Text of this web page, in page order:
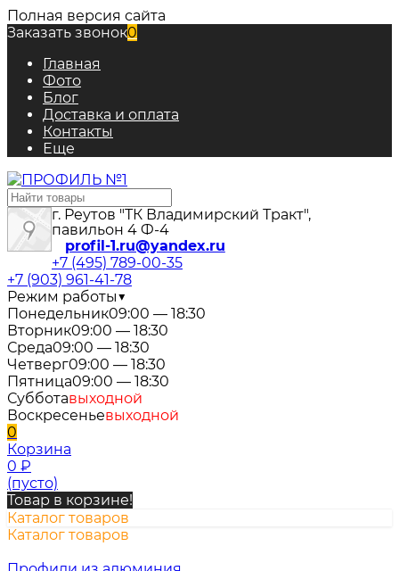
Полная версия сайта
Заказать звонок0
Главная
Фото
Блог
Доставка и оплата
Контакты
Еще
г. Реутов "ТК Владимирский Тракт",
павильон 4 Ф-4
profil-1.ru@yandex.ru
+7 (495) 789-00-35
+7 (903) 961-41-78
Режим работы▼
Понедельник09:00 — 18:30
Вторник09:00 — 18:30
Среда09:00 — 18:30
Четверг09:00 — 18:30
Пятница09:00 — 18:30
Субботавыходной
Воскресеньевыходной
0
Корзина
0 ₽
(пусто)
Товар в корзине!
Каталог товаров
Каталог товаров